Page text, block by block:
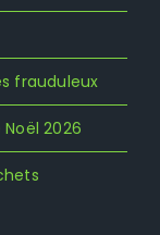
frauduleux
2026